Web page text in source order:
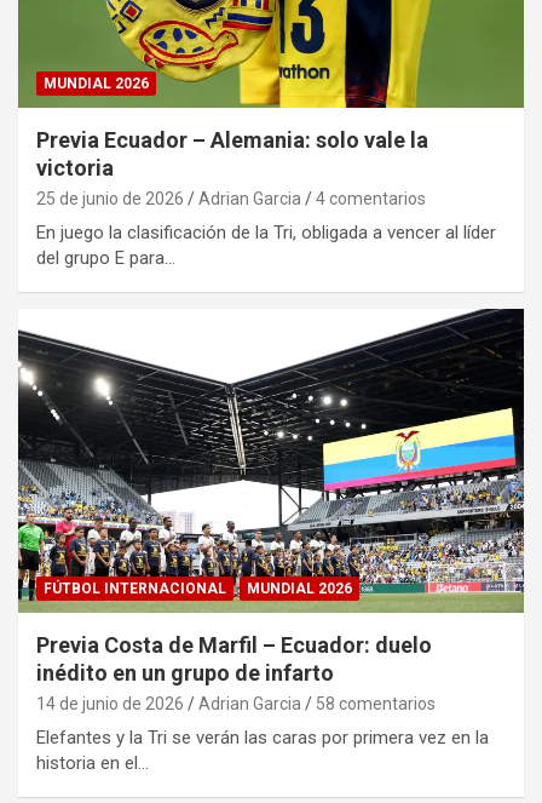
MUNDIAL 2026
Previa Ecuador – Alemania: solo vale la
victoria
25 de junio de 2026 Adrian Garcia 4 comentarios
En juego la clasificación de la Tri, obligada a vencer al líder
del grupo E para…
FÚTBOL INTERNACIONAL MUNDIAL 2026
Previa Costa de Marfil – Ecuador: duelo
inédito en un grupo de infarto
14 de junio de 2026 Adrian Garcia 58 comentarios
Elefantes y la Tri se verán las caras por primera vez en la
historia en el…